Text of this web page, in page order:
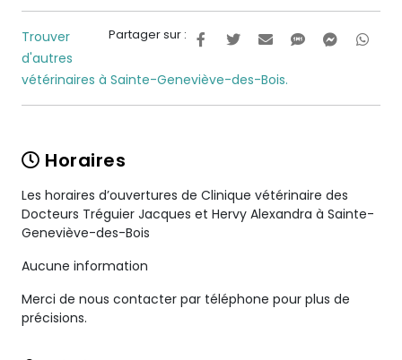
Partager sur :
Trouver
d'autres
vétérinaires à Sainte-Geneviève-des-Bois.
Horaires
Les horaires d’ouvertures de Clinique vétérinaire des
Docteurs Tréguier Jacques et Hervy Alexandra à Sainte-
Geneviève-des-Bois
Aucune information
Merci de nous contacter par téléphone pour plus de
précisions.